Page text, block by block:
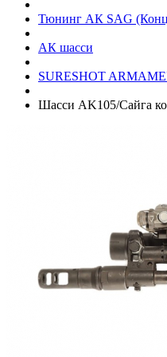
Тюнинг АК SAG
АК шасси
SURESHOT
Шасси AK105/Сайга